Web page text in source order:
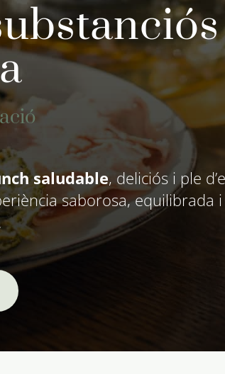
saludable, deliciós i ple
saborosa, equilibrada